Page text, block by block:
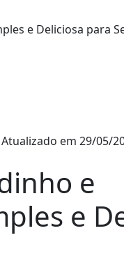
Atualizado em 29/05/
e
e